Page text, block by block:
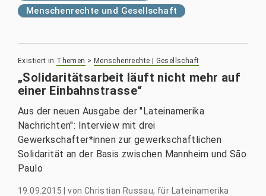
Menschenrechte und Gesellschaft
Existiert in Themen > Menschenrechte | Gesellschaft
„Solidaritätsarbeit läuft nicht mehr auf
einer Einbahnstrasse“
Aus der neuen Ausgabe der "Lateinamerika
Nachrichten": Interview mit drei
Gewerkschafter*innen zur gewerkschaftlichen
Solidarität an der Basis zwischen Mannheim und São
Paulo
19.09.2015 |von Christian Russau, für Lateinamerika